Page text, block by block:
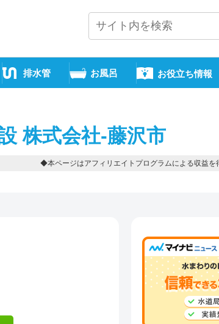
排水管 お風呂 お役立ち情報
株式会社-藤沢市
◆本ページはアフィリエイトプログラムによる収益を